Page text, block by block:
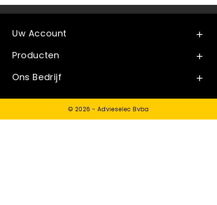
Uw Account 
Producten 
Ons Bedrijf 
© 2026 - Advieselec Bvba